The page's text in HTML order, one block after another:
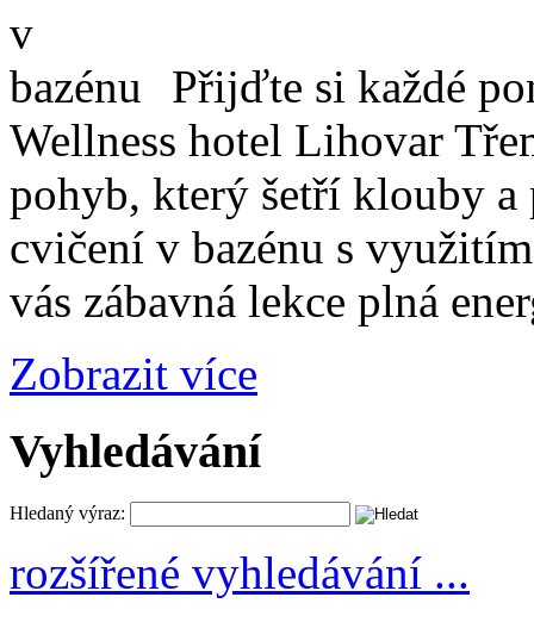
Přijďte si každé
Wellness hotel Lihovar
pohyb, který šetří klouby a
cvičení v bazénu s
vás zábavná lekce plná
Zobrazit více
Vyhledávání
Hledaný výraz:
rozšířené vyhledávání ...